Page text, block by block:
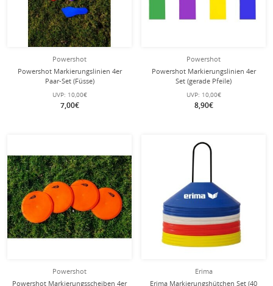
Powershot
Powershot Markierungslinien 4er
Paar-Set (Füsse)
UVP: 10,00€
7,00€
Powershot
Powershot Markierungslinien 4er
Set (gerade Pfeile)
UVP: 10,00€
8,90€
Powershot
Powershot Markierungsscheiben 4er
Erima
Erima Markierungshütchen Set (40